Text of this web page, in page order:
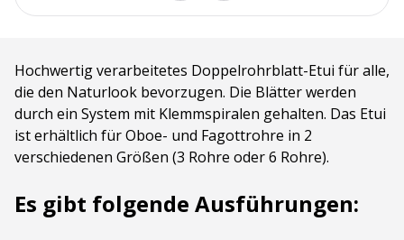
Hochwertig verarbeitetes Doppelrohrblatt-Etui für alle,
die den Naturlook bevorzugen. Die Blätter werden
durch ein System mit Klemmspiralen gehalten. Das Etui
ist erhältlich für Oboe- und Fagottrohre in 2
verschiedenen Größen (3 Rohre oder 6 Rohre).
Es gibt folgende Ausführungen: